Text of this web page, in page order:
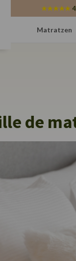
★★★★★
Matratzen
de